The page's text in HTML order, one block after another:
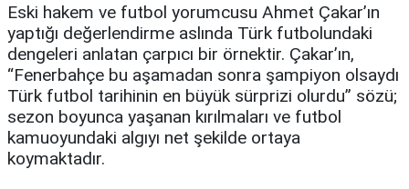
Eski hakem ve futbol yorumcusu Ahmet Çakar’ın
yaptığı değerlendirme aslında Türk futbolundaki
dengeleri anlatan çarpıcı bir örnektir. Çakar’ın,
“Fenerbahçe bu aşamadan sonra şampiyon olsaydı
Türk futbol tarihinin en büyük sürprizi olurdu” sözü;
sezon boyunca yaşanan kırılmaları ve futbol
kamuoyundaki algıyı net şekilde ortaya
koymaktadır.